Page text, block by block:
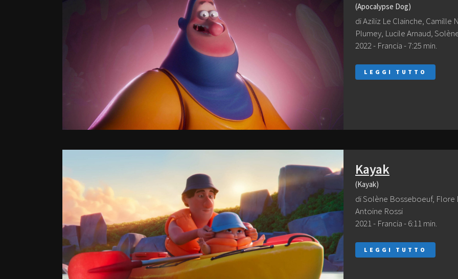
(Apocalypse Dog)
di Aziliz Le Clainche, Camille
Plumey, Lucile Arnaud,
2022 - Francia - 7:25 min.
LEGGI TUTTO
Kayak
(Kayak)
di Solène Bosseboeuf, Flore
Antoine Rossi
2021 - Francia - 6:11 min.
LEGGI TUTTO